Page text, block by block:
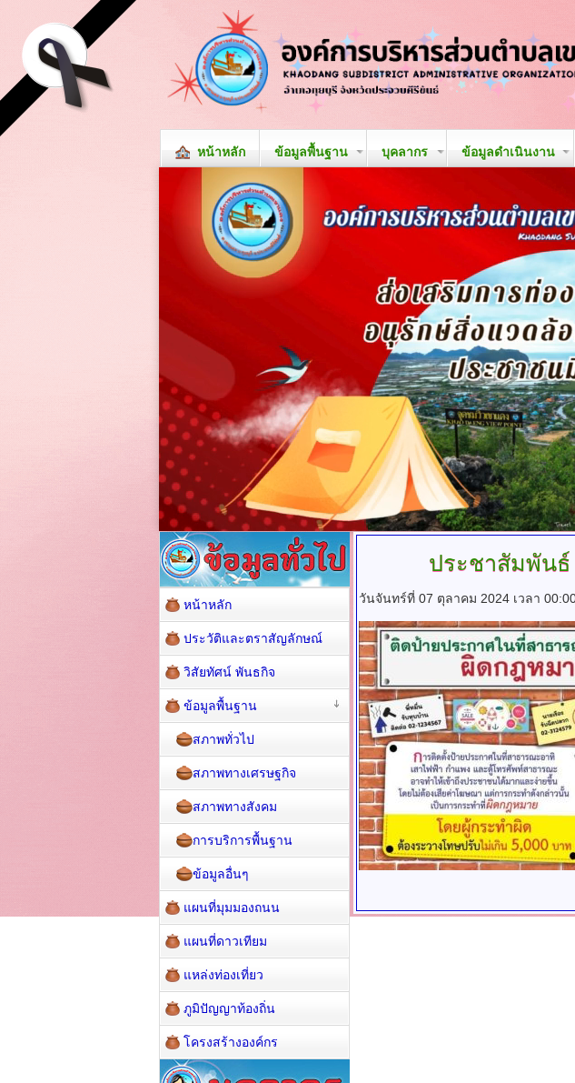
หน้าหลัก ข้อมูลพื้นฐาน บุคลากร ข้อมูลดำเนินงาน
ประชาสัมพันธ์
วันจันทร์ที่ 07 ตุลาคม 2024 เวลา
หน้าหลัก
ประวัติและตราสัญลักษณ์
วิสัยทัศน์ พันธกิจ
ข้อมูลพื้นฐาน
สภาพทั่วไป
สภาพทางเศรษฐกิจ
สภาพทางสังคม
การบริการพื้นฐาน
ข้อมูลอื่นๆ
แผนที่มุมมองถนน
แผนที่ดาวเทียม
แหล่งท่องเที่ยว
ภูมิปัญญาท้องถิ่น
โครงสร้างองค์กร